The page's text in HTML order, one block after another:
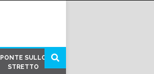
PONTE SULLO
STRETTO